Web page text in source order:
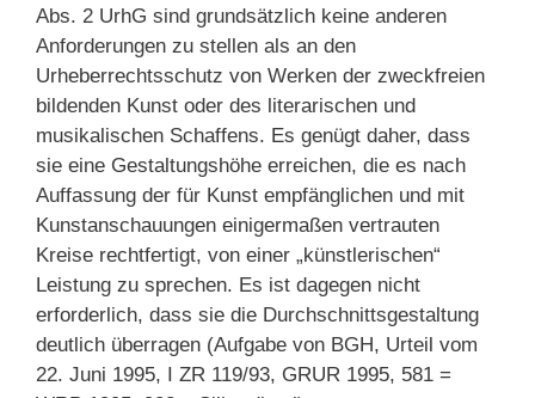
Abs. 2 UrhG sind grundsätzlich keine anderen
Anforderungen zu stellen als an den
Urheberrechtsschutz von Werken der zweckfreien
bildenden Kunst oder des literarischen und
musikalischen Schaffens. Es genügt daher, dass
sie eine Gestaltungshöhe erreichen, die es nach
Auffassung der für Kunst empfänglichen und mit
Kunstanschauungen einigermaßen vertrauten
Kreise rechtfertigt, von einer „künstlerischen“
Leistung zu sprechen. Es ist dagegen nicht
erforderlich, dass sie die Durchschnittsgestaltung
deutlich überragen (Aufgabe von BGH, Urteil vom
22. Juni 1995, I ZR 119/93, GRUR 1995, 581 =